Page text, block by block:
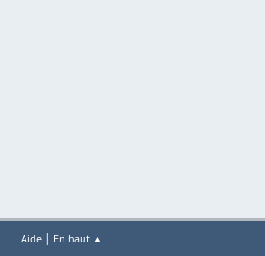
Aide | En haut ▲